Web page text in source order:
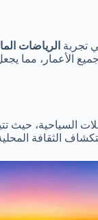
تجربة الرياضات
الأعمار، مما
السياحية، حيث
الثقافة